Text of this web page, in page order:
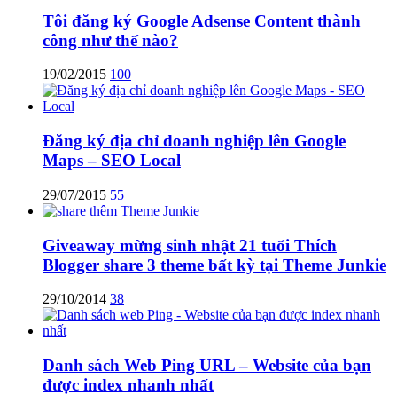
Tôi đăng ký Google Adsense Content thành
công như thế nào?
19/02/2015 100
Đăng ký địa chỉ doanh nghiệp lên Google
Maps – SEO Local
29/07/2015 55
Giveaway mừng sinh nhật 21 tuổi Thích
Blogger share 3 theme bất kỳ tại Theme Junkie
29/10/2014 38
Danh sách Web Ping URL – Website của bạn
được index nhanh nhất